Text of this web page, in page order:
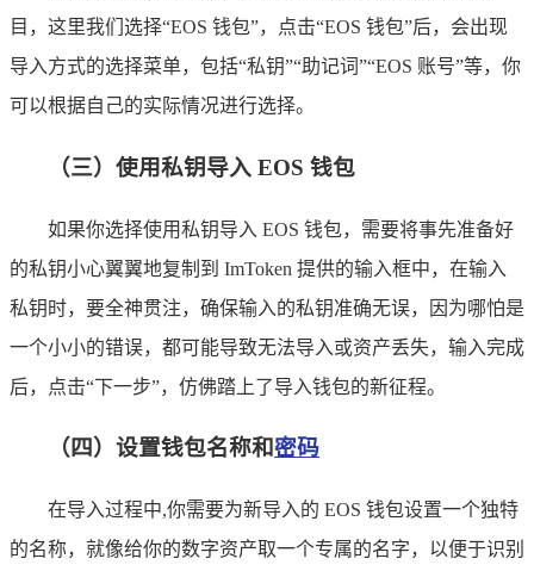
目，这里我们选择“EOS 钱包”，点击“EOS 钱包”后，会出现
导入方式的选择菜单，包括“私钥”“助记词”“EOS 账号”等，你
可以根据自己的实际情况进行选择。
（三）使用私钥导入 EOS 钱包
如果你选择使用私钥导入 EOS 钱包，需要将事先准备好
的私钥小心翼翼地复制到 ImToken 提供的输入框中，在输入
私钥时，要全神贯注，确保输入的私钥准确无误，因为哪怕是
一个小小的错误，都可能导致无法导入或资产丢失，输入完成
后，点击“下一步”，仿佛踏上了导入钱包的新征程。
（四）设置钱包名称和密码
在导入过程中,你需要为新导入的 EOS 钱包设置一个独特
的名称，就像给你的数字资产取一个专属的名字，以便于识别